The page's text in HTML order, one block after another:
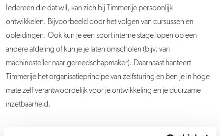
Iedereen die dat wil, kan zich bij Timmerije persoonlijk
ontwikkelen. Bijvoorbeeld door het volgen van cursussen en
opleidingen. Ook kun je een soort interne stage lopen op een
andere afdeling of kun je je laten omscholen (bijv. van
machinesteller naar gereedschapmaker). Daarnaast hanteert
Timmerije het organisatieprincipe van zelfsturing en ben je in hoge
mate zelf verantwoordelijk voor je ontwikkeling en je duurzame
inzetbaarheid.